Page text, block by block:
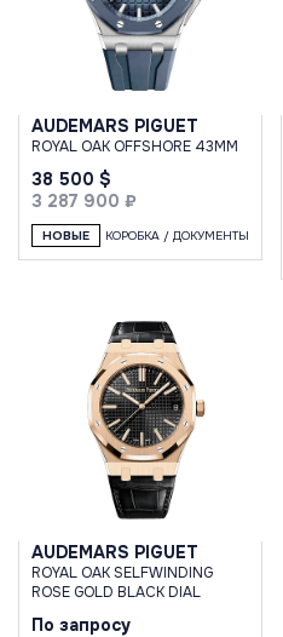
AUDEMARS PIGUET
ROYAL OAK OFFSHORE 43MM
38 500 $
3 287 900 ₽
НОВЫЕ КОРОБКА / ДОКУМЕНТЫ
AUDEMARS PIGUET
ROYAL OAK SELFWINDING
ROSE GOLD BLACK DIAL
По запросу